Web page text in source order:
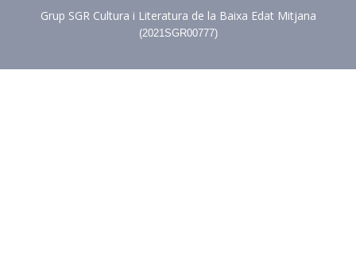
Grup SGR Cultura i Literatura de la Baixa Edat Mitjana
(2021SGR00777)